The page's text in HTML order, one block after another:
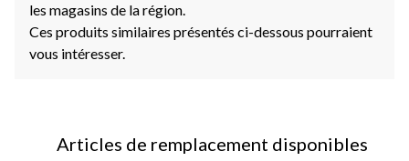
les magasins de la région.
Ces produits similaires présentés ci-dessous pourraient
vous intéresser.
Articles de remplacement disponibles